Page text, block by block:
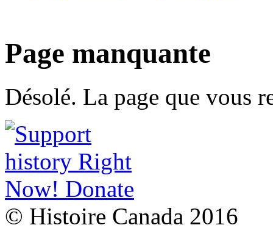
Page manquante
Désolé. La page que vous
© Histoire Canada 2016